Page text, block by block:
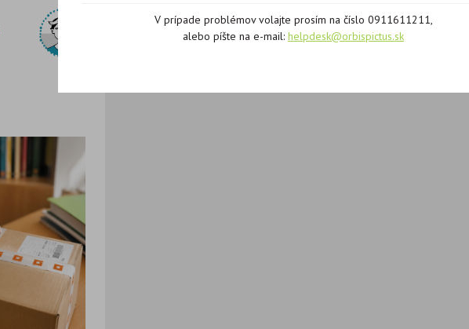
V prípade problémov volajte prosím na číslo 0911611211,
alebo píšte na e-mail: helpdesk@orbispictus.sk